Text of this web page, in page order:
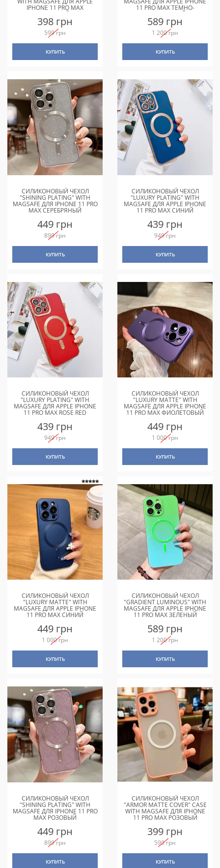
IPHONE 11 PRO MAX
РОЗОВЫЙ
398 грн
599 грн
КУПИТЬ
11 PRO MAX ТЕМНО-
ФИОЛЕТОВЫЙ
589 грн
1 200 грн
КУПИТЬ
СИЛИКОНОВЫЙ ЧЕХОЛ
"SHINING PLATING" WITH
MAGSAFE ДЛЯ IPHONE 11 PRO
MAX СЕРЕБРЯНЫЙ
449 грн
899 грн
КУПИТЬ
СИЛИКОНОВЫЙ ЧЕХОЛ
"LUXURY PLATING" WITH
MAGSAFE ДЛЯ APPLE IPHONE
11 PRO MAX СИНИЙ
439 грн
949 грн
КУПИТЬ
СИЛИКОНОВЫЙ ЧЕХОЛ
"LUXURY PLATING" WITH
MAGSAFE ДЛЯ APPLE IPHONE
11 PRO MAX ROSE RED
439 грн
949 грн
КУПИТЬ
СИЛИКОНОВЫЙ ЧЕХОЛ
"LUXURY MATTE" WITH
MAGSAFE ДЛЯ APPLE IPHONE
11 PRO MAX ФИОЛЕТОВЫЙ
449 грн
1 000 грн
КУПИТЬ
СИЛИКОНОВЫЙ ЧЕХОЛ
"LUXURY MATTE" WITH
MAGSAFE ДЛЯ APPLE IPHONE
11 PRO MAX СИНИЙ
449 грн
1 000 грн
КУПИТЬ
СИЛИКОНОВЫЙ ЧЕХОЛ
"GRADIENT LUMINOUS" WITH
MAGSAFE ДЛЯ APPLE IPHONE
11 PRO MAX ЗЕЛЕНЫЙ
589 грн
1 200 грн
КУПИТЬ
СИЛИКОНОВЫЙ ЧЕХОЛ
"SHINING PLATING" WITH
MAGSAFE ДЛЯ IPHONE 11 PRO
MAX РОЗОВЫЙ
449 грн
899 грн
КУПИТЬ
СИЛИКОНОВЫЙ ЧЕХОЛ
"ARMOR MATTE COVER" CASE
WITH MAGSAFE ДЛЯ IPHONE
11 PRO MAX РОЗОВЫЙ
399 грн
599 грн
КУПИТЬ